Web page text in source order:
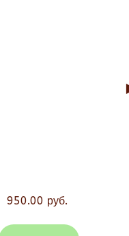
950.00 руб.